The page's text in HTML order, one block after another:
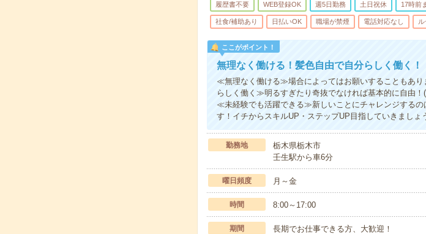
履歴書不要 WEB登録OK 週5日勤務 土日祝休 17時前
社食/補助あり 日払いOK 職場が禁煙 電話対応なし
ここがポイント！
無理なく働ける！髪色自由で自分らしく働く！
≪無理なく働ける≫場合によってはお願いすることもあ
らしく働く≫明るすぎたり奇抜でなければ基本的に自由
≪未経験でも活躍できる≫新しいことにチャレンジするの
す！イチからスキルUP・ステップUP目指していきましょ
勤務地
栃木県栃木市
壬生駅から車6分
曜日頻度 月～金
時間 8:00～17:00
期間 長期でお仕事できる方、大歓迎！